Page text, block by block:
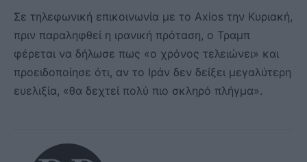
Σε τηλεφωνική επικοινωνία με το Axios την Κυριακή,
πριν παραληφθεί η ιρανική πρόταση, ο Τραμπ
φέρεται να δήλωσε πως «ο χρόνος τελειώνει» και
προειδοποίησε ότι, αν το Ιράν δεν δείξει μεγαλύτερη
ευελιξία, «θα δεχτεί πολύ πιο σκληρό πλήγμα».